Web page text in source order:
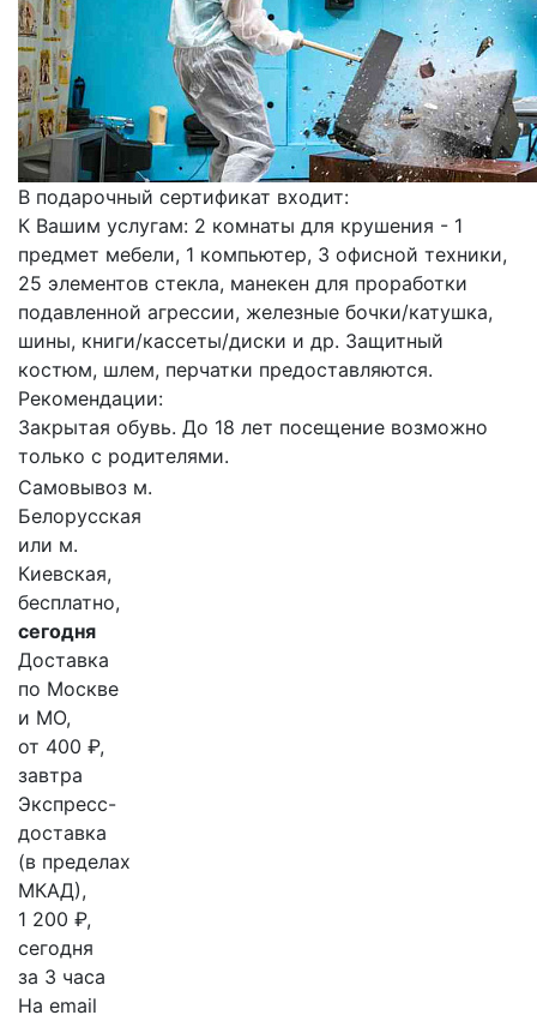
В подарочный сертификат входит:
К Вашим услугам: 2 комнаты для крушения - 1
предмет мебели, 1 компьютер, 3 офисной техники,
25 элементов стекла, манекен для проработки
подавленной агрессии, железные бочки/катушка,
шины, книги/кассеты/диски и др. Защитный
костюм, шлем, перчатки предоставляются.
Рекомендации:
Закрытая обувь. До 18 лет посещение возможно
только с родителями.
Самовывоз м.
Белорусская
или м.
Киевская,
бесплатно,
сегодня
Доставка
по Москве
и МО,
от 400 ₽,
завтра
Экспресс-
доставка
(в пределах
МКАД),
1 200 ₽,
сегодня
за 3 часа
На email